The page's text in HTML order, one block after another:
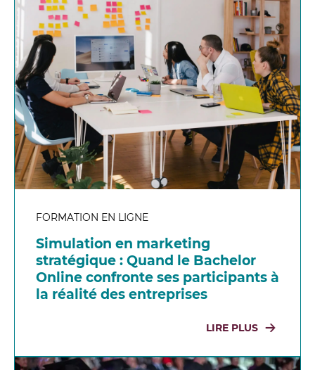
FORMATION EN LIGNE
Simulation en marketing
stratégique : Quand le Bachelor
Online confronte ses participants à
la réalité des entreprises
LIRE PLUS